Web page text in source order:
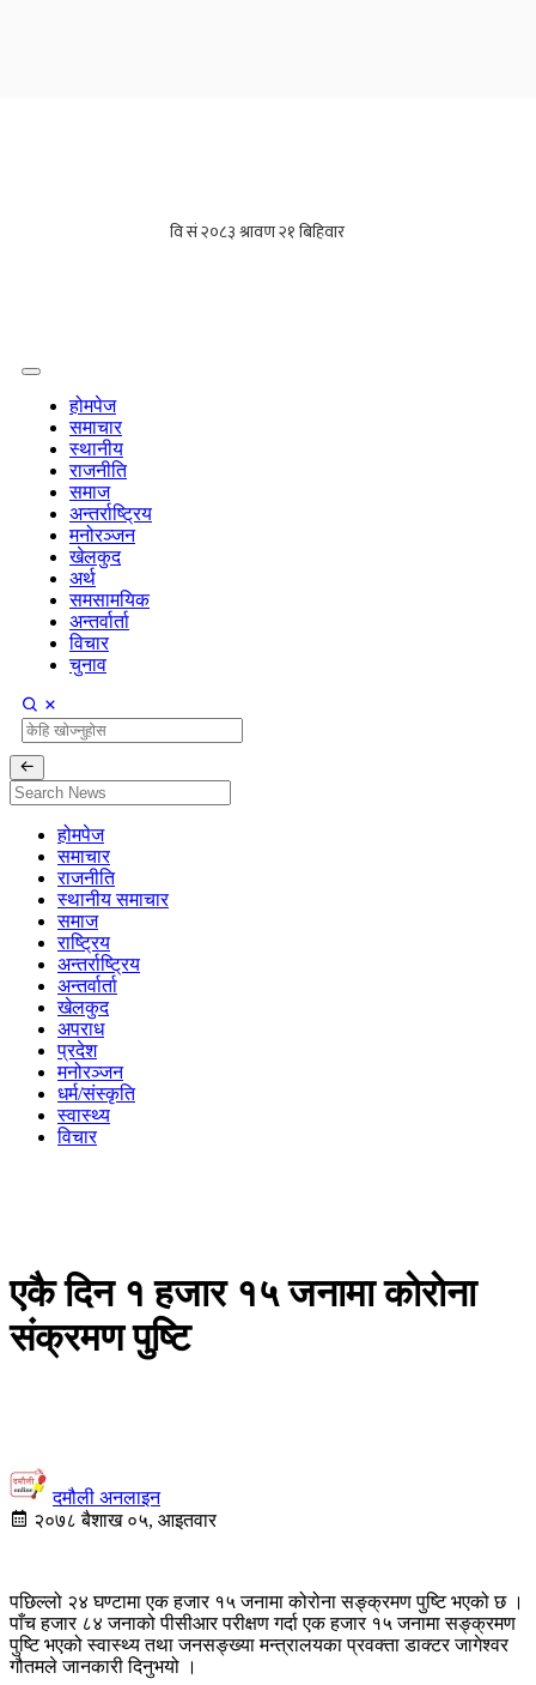
होमपेज
समाचार
स्थानीय
राजनीति
समाज
अन्तर्राष्ट्रिय
मनोरञ्जन
खेलकुद
अर्थ
समसामयिक
अन्तर्वार्ता
विचार
चुनाव
होमपेज
समाचार
राजनीति
स्थानीय समाचार
समाज
राष्ट्रिय
अन्तर्राष्ट्रिय
अन्तर्वार्ता
खेलकुद
अपराध
प्रदेश
मनोरञ्जन
धर्म/संस्कृति
स्वास्थ्य
विचार
एकै दिन १ हजार १५ जनामा काेराेना
संक्रमण पुष्टि
दमौली अनलाइन
२०७८ बैशाख ०५, आइतवार
पछिल्लो २४ घण्टामा एक हजार १५ जनामा कोरोना सङ्क्रमण पुष्टि भएको छ ।
पाँच हजार ८४ जनाको पीसीआर परीक्षण गर्दा एक हजार १५ जनामा सङ्क्रमण
पुष्टि भएको स्वास्थ्य तथा जनसङ्ख्या मन्त्रालयका प्रवक्ता डाक्टर जागेश्वर
गौतमले जानकारी दिनुभयो ।